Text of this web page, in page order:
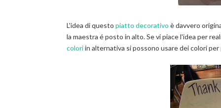
L'idea di questo piatto decorativo è davvero
la maestra é posto in alto. Se vi piace l'idea per
coloriin alternativa si possono usare dei colori